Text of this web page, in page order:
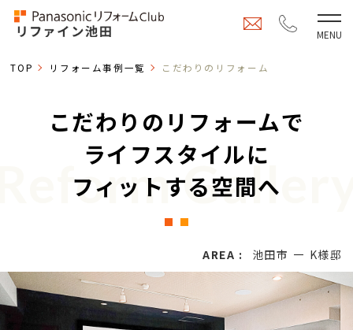
TOP リフォーム事例一覧 こだわりのリフォーム
こだわりのリフォームで
ライフスタイルに
フィットする空間へ
AREA : 池田市 K様邸